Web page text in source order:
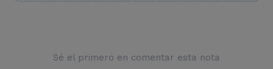
Sé el primero en comentar esta nota